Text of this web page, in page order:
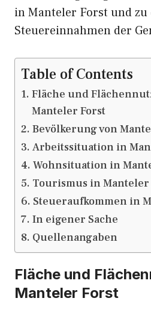
in Manteler Forst und zu
Steuereinnahmen der
Table of Contents
Fläche und
Manteler Forst
Bevölkerung von
Arbeitssituation in
Wohnsituation in
Tourismus in Manteler
Steueraufkommen in
In eigener Sache
Quellenangaben
Fläche und
Manteler Forst